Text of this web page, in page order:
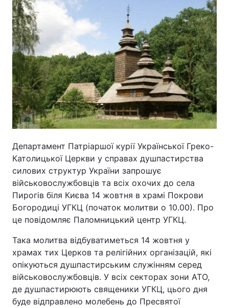
Головна Війна
Україна Політика
Економіка Світ
Спорт Наука
Техно і зв'язок Лайт
Здоров'я Туризм
Цікавинки Погода
Екологія
Лонгріди
Відео з Youtube Статті
Інтерв'ю Думки
Архів Вакансії
Департамент Патріаршої курії Української Греко-
Католицької Церкви у справах душпастирства
силових структур України запрошує
військовослужбовців та всіх охочих до села
Пирогів біля Києва 14 жовтня в храмі Покрови
Богородиці УГКЦ (початок молитви о 10.00). Про
це повідомляє Паломницький центр УГКЦ.
Така молитва відбуватиметься 14 жовтня у
храмах тих Церков та релігійних організацій, які
опікуються душпастирським служінням серед
військовослужбовців. У всіх секторах зони АТО,
де душпастирюють священики УГКЦ, цього дня
буде відправлено молебень до Пресвятої